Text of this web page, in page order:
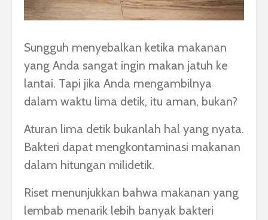
Sungguh menyebalkan ketika makanan
yang Anda sangat ingin makan jatuh ke
lantai. Tapi jika Anda mengambilnya
dalam waktu lima detik, itu aman, bukan?
Aturan lima detik bukanlah hal yang nyata.
Bakteri dapat mengkontaminasi makanan
dalam hitungan milidetik.
Riset menunjukkan bahwa makanan yang
lembab menarik lebih banyak bakteri